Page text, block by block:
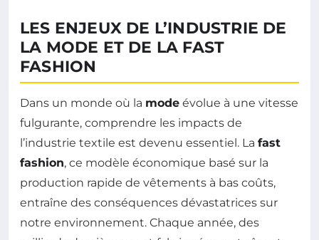
LES ENJEUX DE L’INDUSTRIE DE
LA MODE ET DE LA FAST
FASHION
Dans un monde où la mode évolue à une vitesse
fulgurante, comprendre les impacts de
l’industrie textile est devenu essentiel. La fast
fashion, ce modèle économique basé sur la
production rapide de vêtements à bas coûts,
entraîne des conséquences dévastatrices sur
notre environnement. Chaque année, des